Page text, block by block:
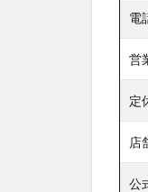
電
営
定
店
公